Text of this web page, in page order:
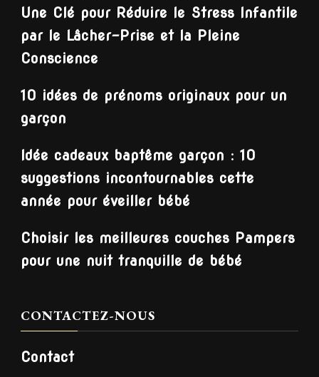
Une Clé pour Réduire le Stress Infantile
par le Lâcher-Prise et la Pleine
Conscience
10 idées de prénoms originaux pour un
garçon
Idée cadeaux baptême garçon : 10
suggestions incontournables cette
année pour éveiller bébé
Choisir les meilleures couches Pampers
pour une nuit tranquille de bébé
CONTACTEZ-NOUS
Contact